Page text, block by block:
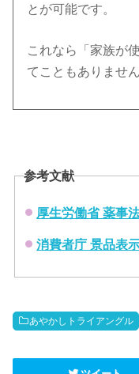
とが可能です。
これなら「家族が
てこともありませ
参考文献
厚生労働省 薬事
消費者庁 景品表
あやかしトライアングル